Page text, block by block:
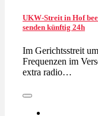
UKW-Streit in Hof
senden künftig 24h
Im Gerichtsstreit
Frequenzen im
extra radio…